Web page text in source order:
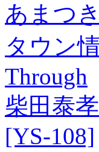
あまつ
タウン
Through
柴田泰
[YS-108]